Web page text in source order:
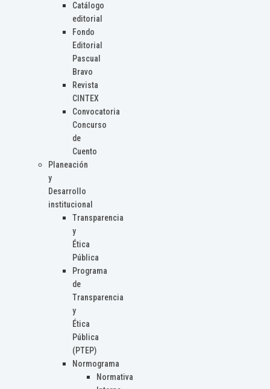
Catálogo
editorial
Fondo
Editorial
Pascual
Bravo
Revista
CINTEX
Convocatoria
Concurso
de
Cuento
Planeación
y
Desarrollo
institucional
Transparencia
y
Ética
Pública
Programa
de
Transparencia
y
Ética
Pública
(PTEP)
Normograma
Normativa